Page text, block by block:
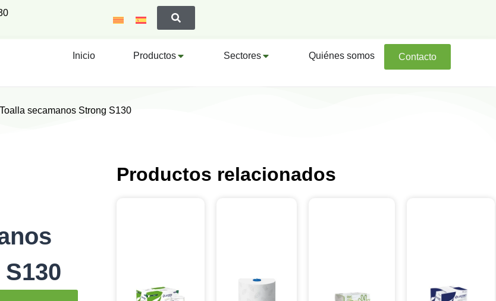
Inicio Productos Sectores Quiénes somos Contacto
secamanos Strong S130
Productos relacionados